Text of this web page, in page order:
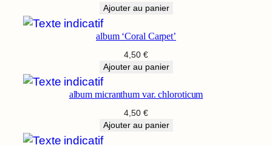
Ajouter au panier
album ‘Coral Carpet’
4,50 €
Ajouter au panier
album micranthum var. chloroticum
4,50 €
Ajouter au panier